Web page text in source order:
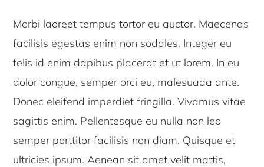
Morbi laoreet tempus tortor eu auctor. Maecenas
facilisis egestas enim non sodales. Integer eu
felis id enim dapibus placerat et ut lorem. In eu
dolor congue, semper orci eu, malesuada ante.
Donec eleifend imperdiet fringilla. Vivamus vitae
sagittis enim. Pellentesque eu nulla non leo
semper porttitor facilisis non diam. Quisque et
ultricies ipsum. Aenean sit amet velit mattis,